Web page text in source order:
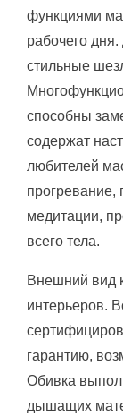
функциями
рабочего
стильные
способны
содержат
любителей
прогревание,
медитации,
всего тела.
Внешний вид
интерьеров.
гарантию,
Обивка
дышащих